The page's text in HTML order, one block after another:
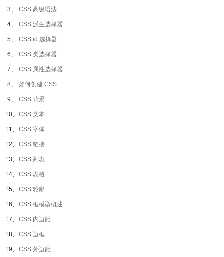
3、 CSS 高级语法
4、 CSS 派生选择器
5、 CSS id 选择器
6、 CSS 类选择器
7、 CSS 属性选择器
8、 如何创建 CSS
9、 CSS 背景
10、 CSS 文本
11、 CSS 字体
12、 CSS 链接
13、 CSS 列表
14、 CSS 表格
15、 CSS 轮廓
16、 CSS 框模型概述
17、 CSS 内边距
18、 CSS 边框
19、 CSS 外边距